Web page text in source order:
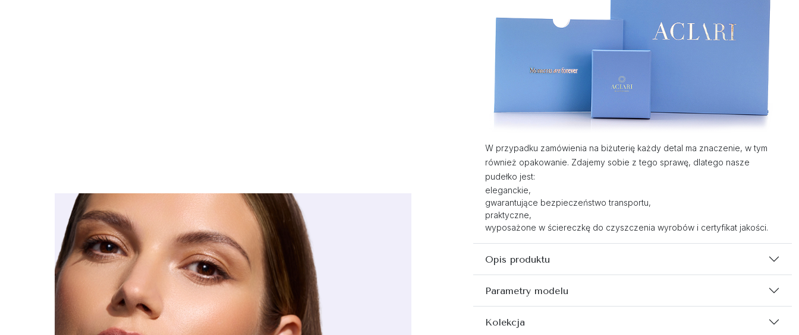
W przypadku zamówienia na biżuterię każdy detal ma znaczenie, w tym
również opakowanie. Zdajemy sobie z tego sprawę, dlatego nasze
pudełko jest:
eleganckie,
gwarantujące bezpieczeństwo transportu,
praktyczne,
wyposażone w ściereczkę do czyszczenia wyrobów i certyfikat jakości.
Opis produktu
Parametry modelu
Kolekcja